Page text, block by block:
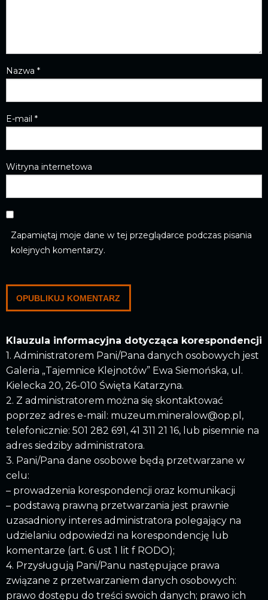
Nazwa *
E-mail *
Witryna internetowa
Zapamiętaj moje dane w tej przeglądarce podczas pisania
kolejnych komentarzy.
Klauzula informacyjna dotycząca korespondencji
1. Administratorem Pani/Pana danych osobowych jest
Galeria „Tajemnice Klejnotów” Ewa Siemońska, ul.
Kielecka 20, 26-010 Święta Katarzyna.
2. Z administratorem można się skontaktować
poprzez adres e-mail: muzeum.mineralow@op.pl,
telefonicznie: 501 282 691, 41 311 21 16, lub pisemnie na
adres siedziby administratora.
3. Pani/Pana dane osobowe będą przetwarzane w
celu:
– prowadzenia korespondencji oraz komunikacji
– podstawą prawną przetwarzania jest prawnie
uzasadniony interes administratora polegający na
udzielaniu odpowiedzi na korespondencję lub
komentarze (art. 6 ust 1 lit f RODO);
4. Przysługują Pani/Panu następujące prawa
związane z przetwarzaniem danych osobowych:
prawo dostępu do treści swoich danych; prawo ich